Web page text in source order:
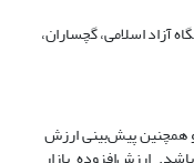
آزاد اسلامی، گچساران،
و همچنین پیش‌بینی ارزش